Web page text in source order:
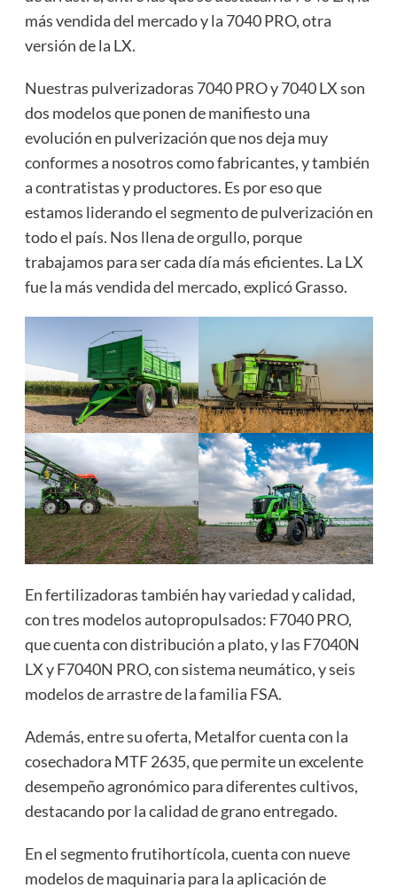
más vendida del mercado y la 7040 PRO, otra
versión de la LX.
Nuestras pulverizadoras 7040 PRO y 7040 LX son
dos modelos que ponen de manifiesto una
evolución en pulverización que nos deja muy
conformes a nosotros como fabricantes, y también
a contratistas y productores. Es por eso que
estamos liderando el segmento de pulverización en
todo el país. Nos llena de orgullo, porque
trabajamos para ser cada día más eficientes. La LX
fue la más vendida del mercado, explicó Grasso.
En fertilizadoras también hay variedad y calidad,
con tres modelos autopropulsados: F7040 PRO,
que cuenta con distribución a plato, y las F7040N
LX y F7040N PRO, con sistema neumático, y seis
modelos de arrastre de la familia FSA.
Además, entre su oferta, Metalfor cuenta con la
cosechadora MTF 2635, que permite un excelente
desempeño agronómico para diferentes cultivos,
destacando por la calidad de grano entregado.
En el segmento frutihortícola, cuenta con nueve
modelos de maquinaria para la aplicación de